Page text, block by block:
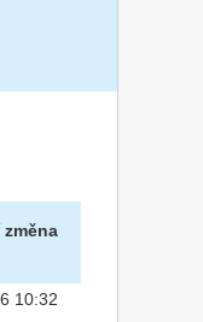
10:32